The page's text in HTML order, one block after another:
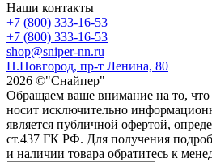
Наши контакты
+7 (800) 333-16-53
+7 (800) 333-16-53
shop@sniper-nn.ru
Н.Новгород, пр-т Ленина, 80
2026 ©"Снайпер"
Обращаем ваше внимание на то,
носит исключительно
является публичной офертой,
ст.437 ГК РФ. Для получения
и наличии товара обратитесь к